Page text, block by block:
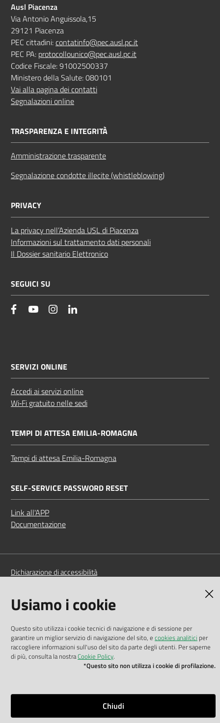
Ausl Piacenza
Via Antonio Anguissola,15
29121 Piacenza
PEC cittadini:contatinfo@pec.ausl.pc.it
PEC PA: protocollounico@pec.ausl.pc.it
Codice Fiscale: 91002500337
Ministero della Salute: 080101
Vai alla pagina dei contatti
Segnalazioni online
TRASPARENZA E INTEGRITÀ
Amministrazione trasparente
Segnalazione condotte illecite (whistleblowing)
PRIVACY
La privacy nell’Azienda USL di Piacenza
Informazioni sul trattamento dati personali
Il Dossier sanitario Elettronico
SEGUICI SU
facebookYouTube Instagram
SERVIZI ONLINE
Accedi ai servizi online
Wi‑Fi gratuito nelle sedi
TEMPI DI ATTESA EMILIA-ROMAGNA
Tempi di attesa Emilia-Romagna
SELF-SERVICE PASSWORD RESET
Link all'APP
Documentazione
Dichiarazione di accessibilità
Cookie policy
Note legali
Mappa del sito
Usiamo i cookie
Questo sito utilizza i cookie tecnici di navigazione e di sessione per
garantire un miglior servizio di navigazione del sito, e cookies analitici per
raccogliere informazioni sull'uso del sito da parte degli utenti. Per saperne
di più, consulta la nostraCookie Policy.
*Questo sito non utilizza i cookie di profilazione.
Chiudi